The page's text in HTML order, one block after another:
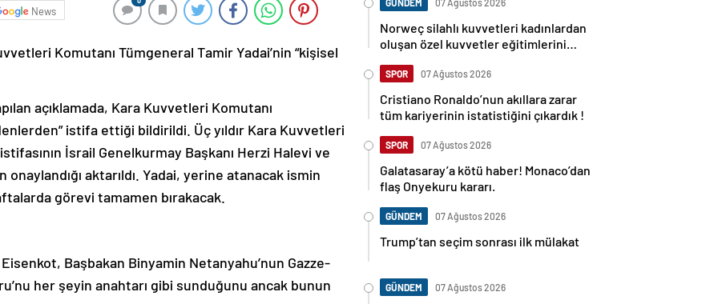
News
Komutanı Tümgeneral Tamir Yadai’nin “kişisel
açıklamada, Kara Kuvvetleri Komutanı
istifa ettiği bildirildi. Üç yıldır Kara Kuvvetleri
İsrail Genelkurmay Başkanı Herzi Halevi ve
onaylandığı aktarıldı. Yadai, yerine atanacak ismin
görevi tamamen bırakacak.
Başbakan Binyamin Netanyahu’nun Gazze-
her şeyin anahtarı gibi sunduğunu ancak bunun
GÜNDEM 07 Ağustos 2026
Norweç silahlı kuvvetleri kadınlardan
oluşan özel kuvvetler eğitimlerini
SPOR 07 Ağustos 2026
Cristiano Ronaldo’nun akıllara zarar
tüm kariyerinin istatistiğini çıkardık !
SPOR 07 Ağustos 2026
Galatasaray’a kötü haber! Monaco’dan
flaş Onyekuru kararı.
GÜNDEM 07 Ağustos 2026
Trump’tan seçim sonrası ilk mülakat
GÜNDEM 07 Ağustos 2026